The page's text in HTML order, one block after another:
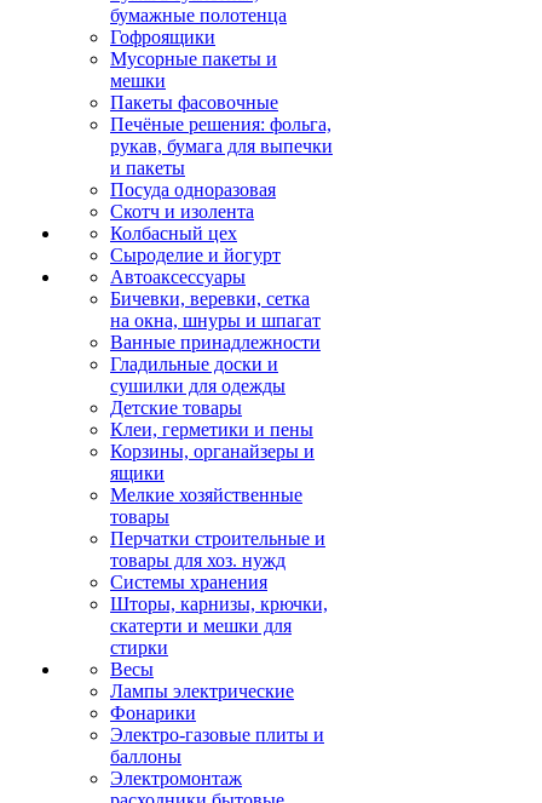
бумажные полотенца
Гофроящики
Мусорные пакеты и
мешки
Пакеты фасовочные
Печёные решения: фольга,
рукав, бумага для выпечки
и пакеты
Посуда одноразовая
Скотч и изолента
Колбасный цех
Сыроделие и йогурт
Автоаксессуары
Бичевки, веревки, сетка
на окна, шнуры и шпагат
Ванные принадлежности
Гладильные доски и
сушилки для одежды
Детские товары
Клеи, герметики и пены
Корзины, органайзеры и
ящики
Мелкие хозяйственные
товары
Перчатки строительные и
товары для хоз. нужд
Системы хранения
Шторы, карнизы, крючки,
скатерти и мешки для
стирки
Весы
Лампы электрические
Фонарики
Электро-газовые плиты и
баллоны
Электромонтаж